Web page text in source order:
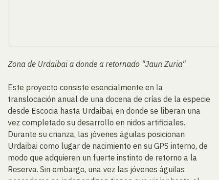
Zona de Urdaibai a donde a retornado "Jaun Zuria"
Este proyecto consiste esencialmente en la
translocación anual de una docena de crías de la especie
desde Escocia hasta Urdaibai, en donde se liberan una
vez completado su desarrollo en nidos artificiales.
Durante su crianza, las jóvenes águilas posicionan
Urdaibai como lugar de nacimiento en su GPS interno, de
modo que adquieren un fuerte instinto de retorno a la
Reserva. Sin embargo, una vez las jóvenes águilas